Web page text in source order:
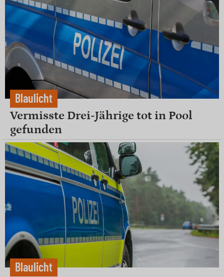
Blaulicht
Vermisste Drei-Jährige tot in Pool
gefunden
Blaulicht